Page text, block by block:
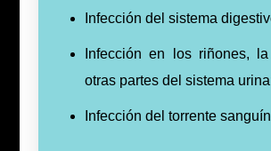
Infección del sistema
Infección en los riñones,
otras partes del sistema
Infección del torrente